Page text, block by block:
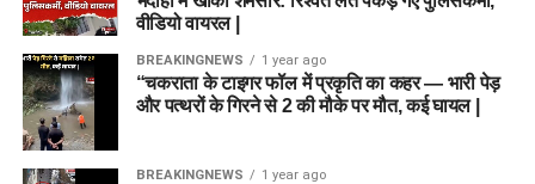
वीडियो वायरल |
BREAKINGNEWS 1 year ago
“चकराता के टाइगर फॉल में प्रकृति का कहर — भारी पेड़
और पत्थरों के गिरने से 2 की मौके पर मौत, कई घायल |
BREAKINGNEWS 1 year ago